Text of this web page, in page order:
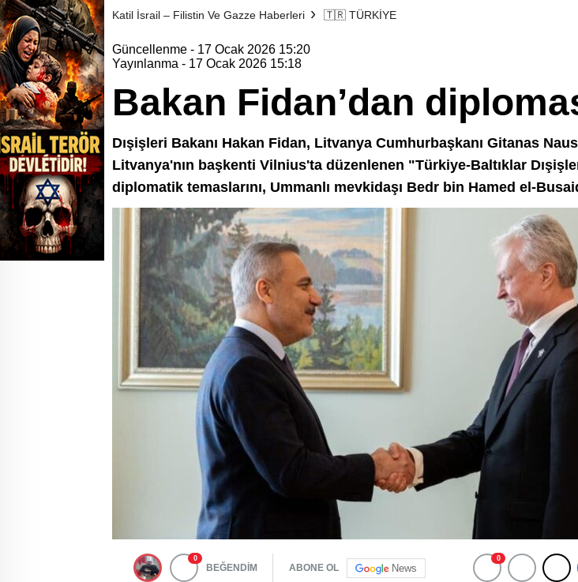
Katil İsrail – Filistin Ve Gazze Haberleri 🇹🇷 TÜRKİYE
Güncellenme - 17 Ocak 2026 15:20
Yayınlanma - 17 Ocak 2026 15:18
Bakan Fidan’dan
Dışişleri Bakanı Hakan Fidan, Litvanya Cumhurbaşkanı Gitanas
Litvanya'nın başkenti Vilnius'ta düzenlenen "Türkiye-Baltıklar
diplomatik temaslarını, Ummanlı mevkidaşı Bedr bin Hamed el-
0
BEĞENDİM ABONE OL News
0